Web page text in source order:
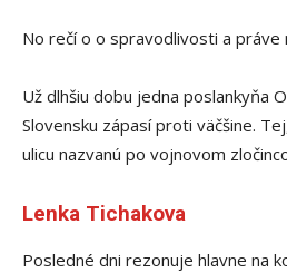
No rečí o o spravodlivosti a práve
Už dlhšiu dobu jedna poslankyňa
Slovensku zápasí proti väčšine.
ulicu nazvanú po vojnovom
Lenka Tichakova
Posledné dni rezonuje hlavne na